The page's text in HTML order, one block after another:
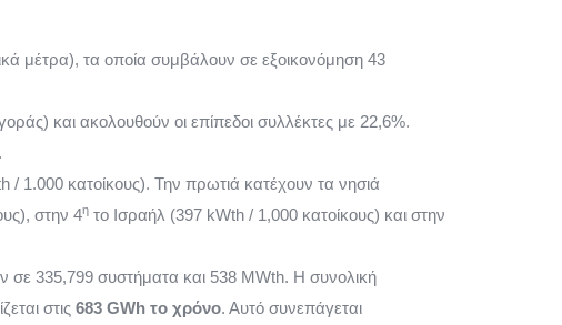
μέτρα), τα οποία συμβάλουν σε εξοικονόμηση 43
και ακολουθούν οι επίπεδοι συλλέκτες με 22,6%.
1.000 κατοίκους). Την πρωτιά κατέχουν τα νησιά
στην 4η το Ισραήλ (397 kWth / 1,000 κατοίκους) και στην
σε 335,799 συστήματα και 538 MWth. Η συνολική
στις 683 GWh το χρόνο. Αυτό συνεπάγεται